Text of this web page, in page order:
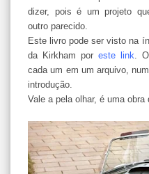
dizer, pois é umprojeto
outro parecido.
Este livro pode ser visto na
da Kirkham por este link.
cada um em um arquivo,
introdução.
Vale a pela olhar, é uma obra